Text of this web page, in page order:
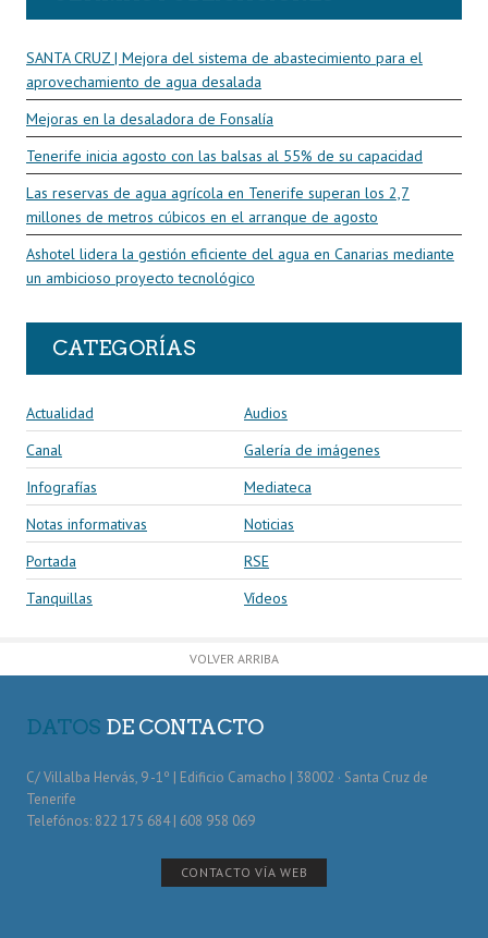
SANTA CRUZ | Mejora del sistema de abastecimiento para el
aprovechamiento de agua desalada
Mejoras en la desaladora de Fonsalía
Tenerife inicia agosto con las balsas al 55% de su capacidad
Las reservas de agua agrícola en Tenerife superan los 2,7
millones de metros cúbicos en el arranque de agosto
Ashotel lidera la gestión eficiente del agua en Canarias mediante
un ambicioso proyecto tecnológico
CATEGORÍAS
Actualidad
Audios
Canal
Galería de imágenes
Infografías
Mediateca
Notas informativas
Noticias
Portada
RSE
Tanquillas
Vídeos
VOLVER ARRIBA
DATOS DE CONTACTO
C/ Villalba Hervás, 9 -1º | Edificio Camacho | 38002 · Santa Cruz de
Tenerife
Telefónos: 822 175 684 | 608 958 069
CONTACTO VÍA WEB